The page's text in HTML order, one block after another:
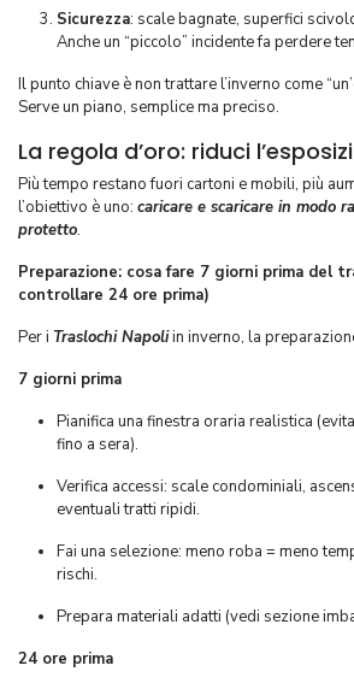
Sicurezza: scale bagnate, superfici
Anche un “piccolo” incidente fa perdere
Il punto chiave è non trattare l’inverno come
Serve un piano, semplice ma preciso.
La regola d’oro: riduci
Più tempo restano fuori cartoni e mobili, più
l’obiettivo è uno: caricare e scaricare in modo
protetto.
Preparazione: cosa fare 7 giorni prima del
controllare 24 ore prima)
Per i Traslochi Napoliin inverno, la
7 giorni prima
Pianifica una finestra oraria realistica
fino a sera).
Verifica accessi: scale condominiali,
eventuali tratti ripidi.
Fai una selezione: meno roba = meno
rischi.
Prepara materiali adatti (vedi sezione
24 ore prima